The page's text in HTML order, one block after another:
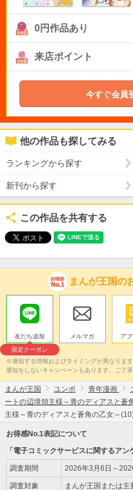
0円作品あり
来店ポイント
今すぐ会員
他の作品も探してみる
ランキングから探す
新刊から探す
この作品を共有する
まんが王国の
友だち追加
限定クーポン
メルマガ ア
※通知する情報およびタイミングが異なりま
通知をしないキャンペーンもあります。ご了承
まんが王国 ユンボ 青年漫画
ートの辺境領主様～青のディアスと蒼
主様～青のディアスと蒼角の乙女～
お得感No.1表記について
「電子コミックサービスに関するアン
調査期間 2026年3月6日～
調査対象 まんが王国または